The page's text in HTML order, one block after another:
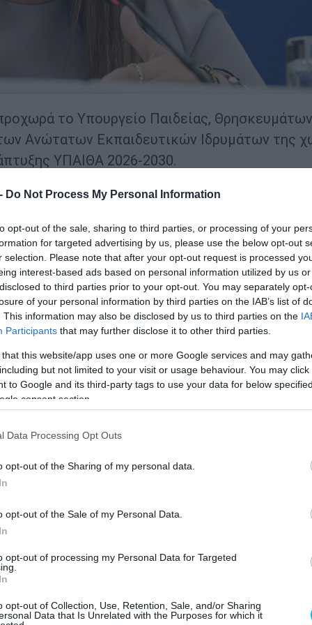
Do Not Process My Personal Information
opt-out of the sale, sharing to third parties, or processing of your
for targeted advertising by us, please use the below opt-out
selection. Please note that after your opt-out request is processed
interest-based ads based on personal information utilized by us
to third parties prior to your opt-out. You may separately
of your personal information by third parties on the IAB’s list of
This information may also be disclosed by us to third parties on the
Participants that may further disclose it to other third parties.
that this website/app uses one or more Google services and may
but not limited to your visit or usage behaviour. You may
to Google and its third-party tags to use your data for below
consent section.
Data Processing Opt Outs
opt-out of the Sharing of my personal data.
opt-out of the Sale of my Personal Data.
opt-out of processing my Personal Data for Targeted
opt-out of Collection, Use, Retention, Sale, and/or Sharing
Data that Is Unrelated with the Purposes for which it
το Υπουργείο Παιδείας,
Ανώτατων Εκπαιδευτικών Ιδρυμάτων της
ΥΠΑΙΘΑ 2026-2030.
μικρής κλίμακας που
αναβάθμιση κτηριακών εγκαταστάσεων και
καθώς και την εκπόνηση τεχνικών
απαιτούνται για την υλοποίηση των έργων
Σοφία Ζαχαράκη, δήλωσε: «Με τη νέα,
στην ασφαλή διατήρηση και
την βελτίωση της καθημερινότητας
Πάνω απ’ όλα όμως, επενδύουμε στην
γνώσης, κοινωνικής κινητικότητας, εθνικής
σήμερα, επιλέγουμε να στηρίξουμε ακόμη
τον καθοριστικό τους ρόλο στην
Θέλουμε κάθε νέος άνθρωπος, όπου κι αν
και ποιοτικές πανεπιστημιακές
εξελίσσονται, διεκδικούν, καινοτομούν και
επιλογή».
πανεπιστημιακών ιδρυμάτων, ώστε να
τους και να αναβαθμίζονται οι
που παρέχουν προς φοιτητές,